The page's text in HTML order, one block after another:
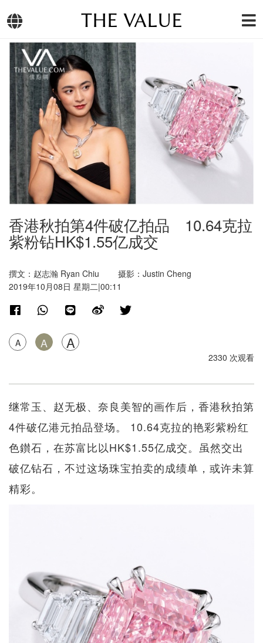
THE VALUE
香港秋拍第4件破亿拍品 10.64克拉
紫粉钻HK$1.55亿成交
撰文：赵志瀚 Ryan Chiu 摄影：Justin Cheng
2019年10月08日 星期二|00:11
A A A
2330 次观看
继常玉、赵无极、奈良美智的画作后，香港秋拍第
4件破亿港元拍品登场。 10.64克拉的艳彩紫粉红
色鑚石，在苏富比以HK$1.55亿成交。虽然交出
破亿钻石，不过这场珠宝拍卖的成绩单，或许未算
精彩。